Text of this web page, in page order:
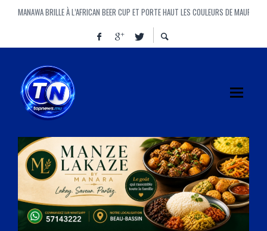
MANAWA BRILLE À L’AFRICAN BEER CUP ET PORTE HAUT LES COULEURS DE MAURICE
LOTISSEMENT PIERREFONDS (PHASE II) : UN FORT ENGOUEMENT POUR UN PROJET
AYE, AYE, AYE ! CINQUANTE-CINQ « AYE » AU PARLEMENT, ET UN IMMENSE « AÏE »